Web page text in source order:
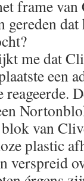
frame
gereden
me dat
een
van
plastic
verspreid